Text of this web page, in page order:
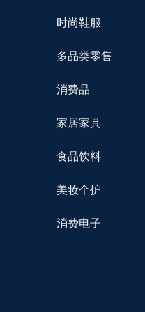
时尚鞋服
多品类零售
消费品
家居家具
食品饮料
美妆个护
消费电子